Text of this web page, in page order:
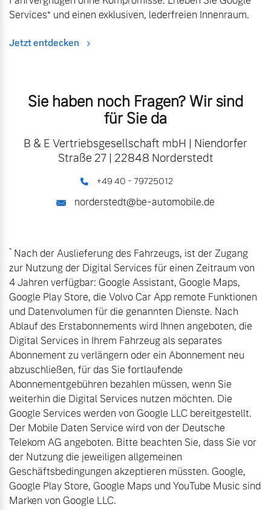
Services* und einen exklusiven, lederfreien Innenraum.
Jetzt entdecken
Sie haben noch Fragen? Wir sind
für Sie da
B & E Vertriebsgesellschaft mbH | Niendorfer
Straße 27| 22848 Norderstedt
+49 40 - 79725012
norderstedt@be-automobile.de
* Nach der Auslieferung des Fahrzeugs, ist der Zugang
zur Nutzung der Digital Services für einen Zeitraum von
4 Jahren verfügbar: Google Assistant, Google Maps,
Google Play Store, die Volvo Car App remote Funktionen
und Datenvolumen für die genannten Dienste. Nach
Ablauf des Erstabonnements wird Ihnen angeboten, die
Digital Services in Ihrem Fahrzeug als separates
Abonnement zu verlängern oder ein Abonnement neu
abzuschließen, für das Sie fortlaufende
Abonnementgebühren bezahlen müssen, wenn Sie
weiterhin die Digital Services nutzen möchten. Die
Google Services werden von Google LLC bereitgestellt.
Der Mobile Daten Service wird von der Deutsche
Telekom AG angeboten. Bitte beachten Sie, dass Sie vor
der Nutzung die jeweiligen allgemeinen
Geschäftsbedingungen akzeptieren müssten. Google,
Google Play Store, Google Maps und YouTube Music sind
Marken von Google LLC.